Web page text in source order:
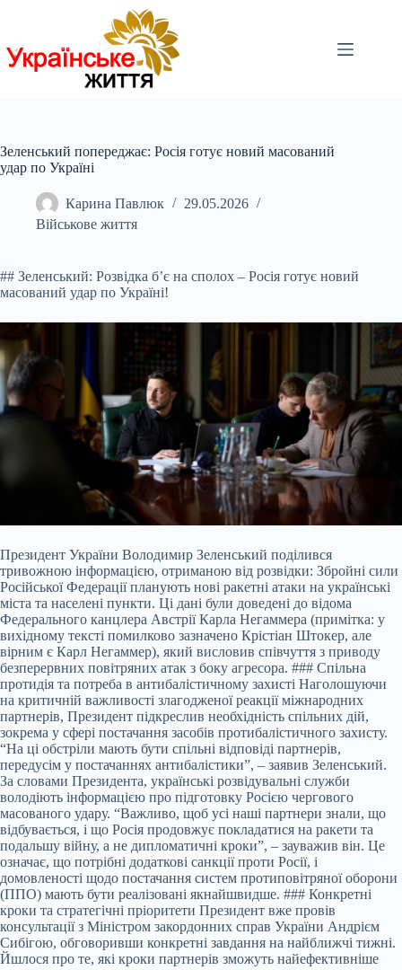
Зеленський попереджає: Росія готує новий масований
удар по Україні
Карина Павлюк
29.05.2026
Військове життя
## Зеленський: Розвідка б’є на сполох – Росія готує новий
масований удар по Україні!
Президент України Володимир Зеленський поділився
тривожною інформацією, отриманою від розвідки: Збройні сили
Російської Федерації планують нові ракетні атаки на українські
міста та населені пункти. Ці дані були доведені до відома
Федерального канцлера Австрії Карла Негаммера (примітка: у
вихідному тексті помилково зазначено Крістіан Штокер, але
вірним є Карл Негаммер), який висловив співчуття з приводу
безперервних повітряних атак з боку агресора. ### Спільна
протидія та потреба в антибалістичному захисті Наголошуючи
на критичній важливості злагодженої реакції міжнародних
партнерів, Президент підкреслив необхідність спільних дій,
зокрема у сфері постачання засобів протибалістичного захисту.
“На ці обстріли мають бути спільні відповіді партнерів,
передусім у постачаннях антибалістики”, – заявив Зеленський.
За словами Президента, українські розвідувальні служби
володіють інформацією про підготовку Росією чергового
масованого удару. “Важливо, щоб усі наші партнери знали, що
відбувається, і що Росія продовжує покладатися на ракети та
подальшу війну, а не дипломатичні кроки”, – зауважив він. Це
означає, що потрібні додаткові санкції проти Росії, і
домовленості щодо постачання систем протиповітряної оборони
(ППО) мають бути реалізовані якнайшвидше. ### Конкретні
кроки та стратегічні пріоритети Президент вже провів
консультації з Міністром закордонних справ України Андрієм
Сибігою, обговоривши конкретні завдання на найближчі тижні.
Йшлося про те, які кроки партнерів зможуть найефективніше